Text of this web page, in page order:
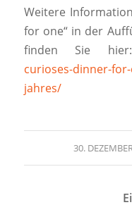
Weitere
for one“ in der
finden Sie
curioses-dinner-
jahres/
30. /